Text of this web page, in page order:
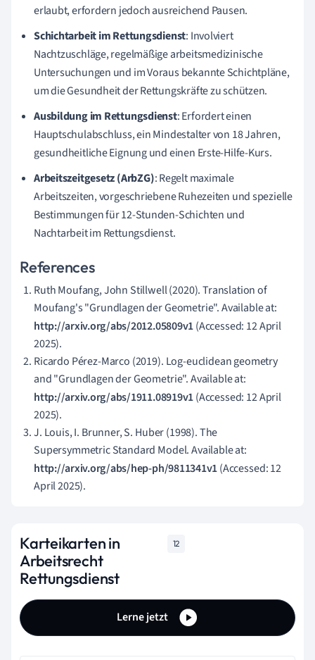
erlaubt, erfordern jedoch ausreichend Pausen.
Schichtarbeit im Rettungsdienst: Involviert
Nachtzuschläge, regelmäßige arbeitsmedizinische
Untersuchungen und im Voraus bekannte Schichtpläne,
um die Gesundheit der Rettungskräfte zu schützen.
Ausbildung im Rettungsdienst: Erfordert einen
Hauptschulabschluss, ein Mindestalter von 18 Jahren,
gesundheitliche Eignung und einen Erste-Hilfe-Kurs.
Arbeitszeitgesetz (ArbZG): Regelt maximale
Arbeitszeiten, vorgeschriebene Ruhezeiten und spezielle
Bestimmungen für 12-Stunden-Schichten und
Nachtarbeit im Rettungsdienst.
References
Ruth Moufang, John Stillwell (2020). Translation of
Moufang's "Grundlagen der Geometrie". Available at:
http://arxiv.org/abs/2012.05809v1(Accessed: 12 April
2025).
Ricardo Pérez-Marco (2019). Log-euclidean geometry
and "Grundlagen der Geometrie". Available at:
http://arxiv.org/abs/1911.08919v1(Accessed: 12 April
2025).
J. Louis, I. Brunner, S. Huber (1998). The
Supersymmetric Standard Model. Available at:
http://arxiv.org/abs/hep-ph/9811341v1(Accessed: 12
April 2025).
Karteikarten in
Arbeitsrecht
Rettungsdienst
12
Lerne jetzt